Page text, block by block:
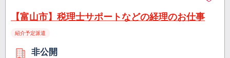
【富山市】税理士サポートなどの経理のお仕事
紹介予定派遣
非公開